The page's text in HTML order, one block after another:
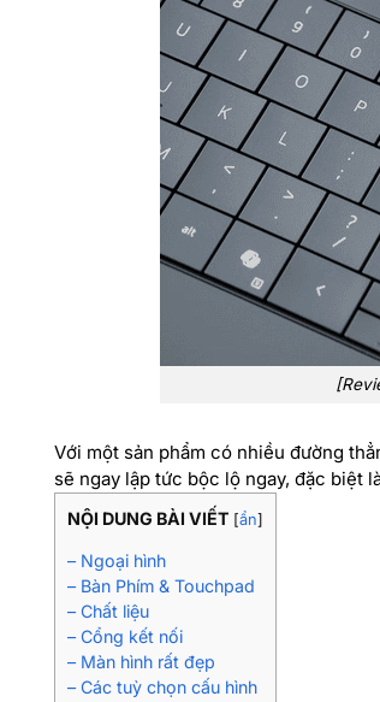
Với một sản phẩm có nhiều đường
sẽ ngay lập tức bộc lộ ngay, đặc biệt
NỘI DUNG BÀI VIẾT [ẩn]
– Ngoại hình
– Bàn Phím & Touchpad
– Chất liệu
– Cổng kết nối
– Màn hình rất đẹp
– Các tuỳ chọn cấu hình